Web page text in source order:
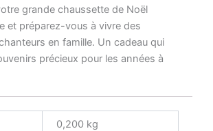
grande chaussette de Noël
et préparez-vous à vivre des
en famille. Un cadeau qui
précieux pour les années à
0,200 kg